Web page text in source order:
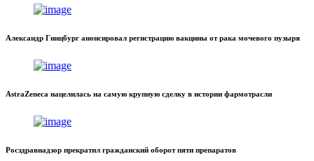
Александр Гинцбург анонсировал регистрацию вакцины от рака мочевого пузыря
AstraZeneca нацелилась на самую крупную сделку в истории фармотрасли
Росздравнадзор прекратил гражданский оборот пяти препаратов